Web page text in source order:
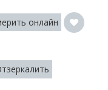
онлайн